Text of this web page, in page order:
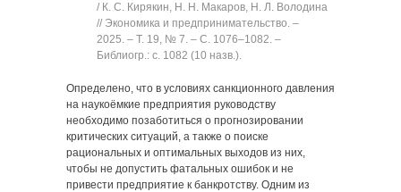
/ К. С. Кирякин, Н. Н. Макаров, Н. Л. Володина
// Экономика и предпринимательство. ‒
2025. ‒ Т. 19, № 7. ‒ C. 1076‒1082. ‒
Библиогр.: с. 1082 (10 назв.).
Определено, что в условиях санкционного давления
на наукоёмкие предприятия руководству
необходимо позаботиться о прогнозировании
критических ситуаций, а также о поиске
рациональных и оптимальных выходов из них,
чтобы не допустить фатальных ошибок и не
привести предприятие к банкротству. Одним из